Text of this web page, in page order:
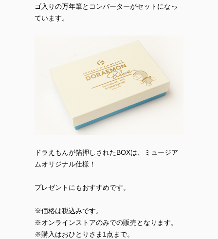
ゴ入りの万年筆とコンバーターがセットになっ
ています。
ドラえもんが箔押しされたBOXは、ミュージア
ムオリジナル仕様！
プレゼントにもおすすめです。
※価格は税込みです。
※オンラインストアのみでの販売となります。
※購入はおひとりさま1点まで。